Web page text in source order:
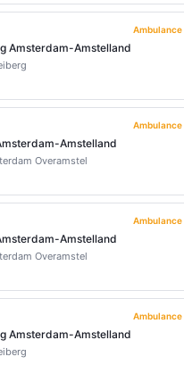
Ambulance
Amsterdam-Amstelland
Ambulance
Amstelland
Overamstel
Ambulance
Amstelland
Overamstel
Ambulance
Amsterdam-Amstelland